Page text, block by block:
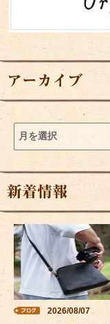
アーカイブ
新着情報
2026/08/07